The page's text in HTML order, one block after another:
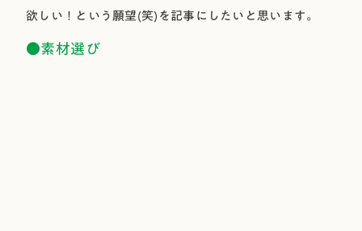
欲しい！という願望(笑)を記事にしたいと思います。
●素材選び